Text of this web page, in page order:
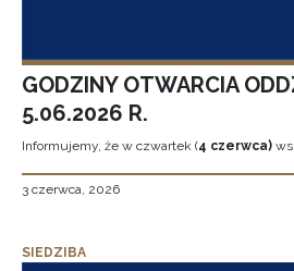
GODZINY OTWARCIA
5.06.2026 R.
Informujemy, że w czwartek (4 czerwca)
3 czerwca, 2026
SIEDZIBA